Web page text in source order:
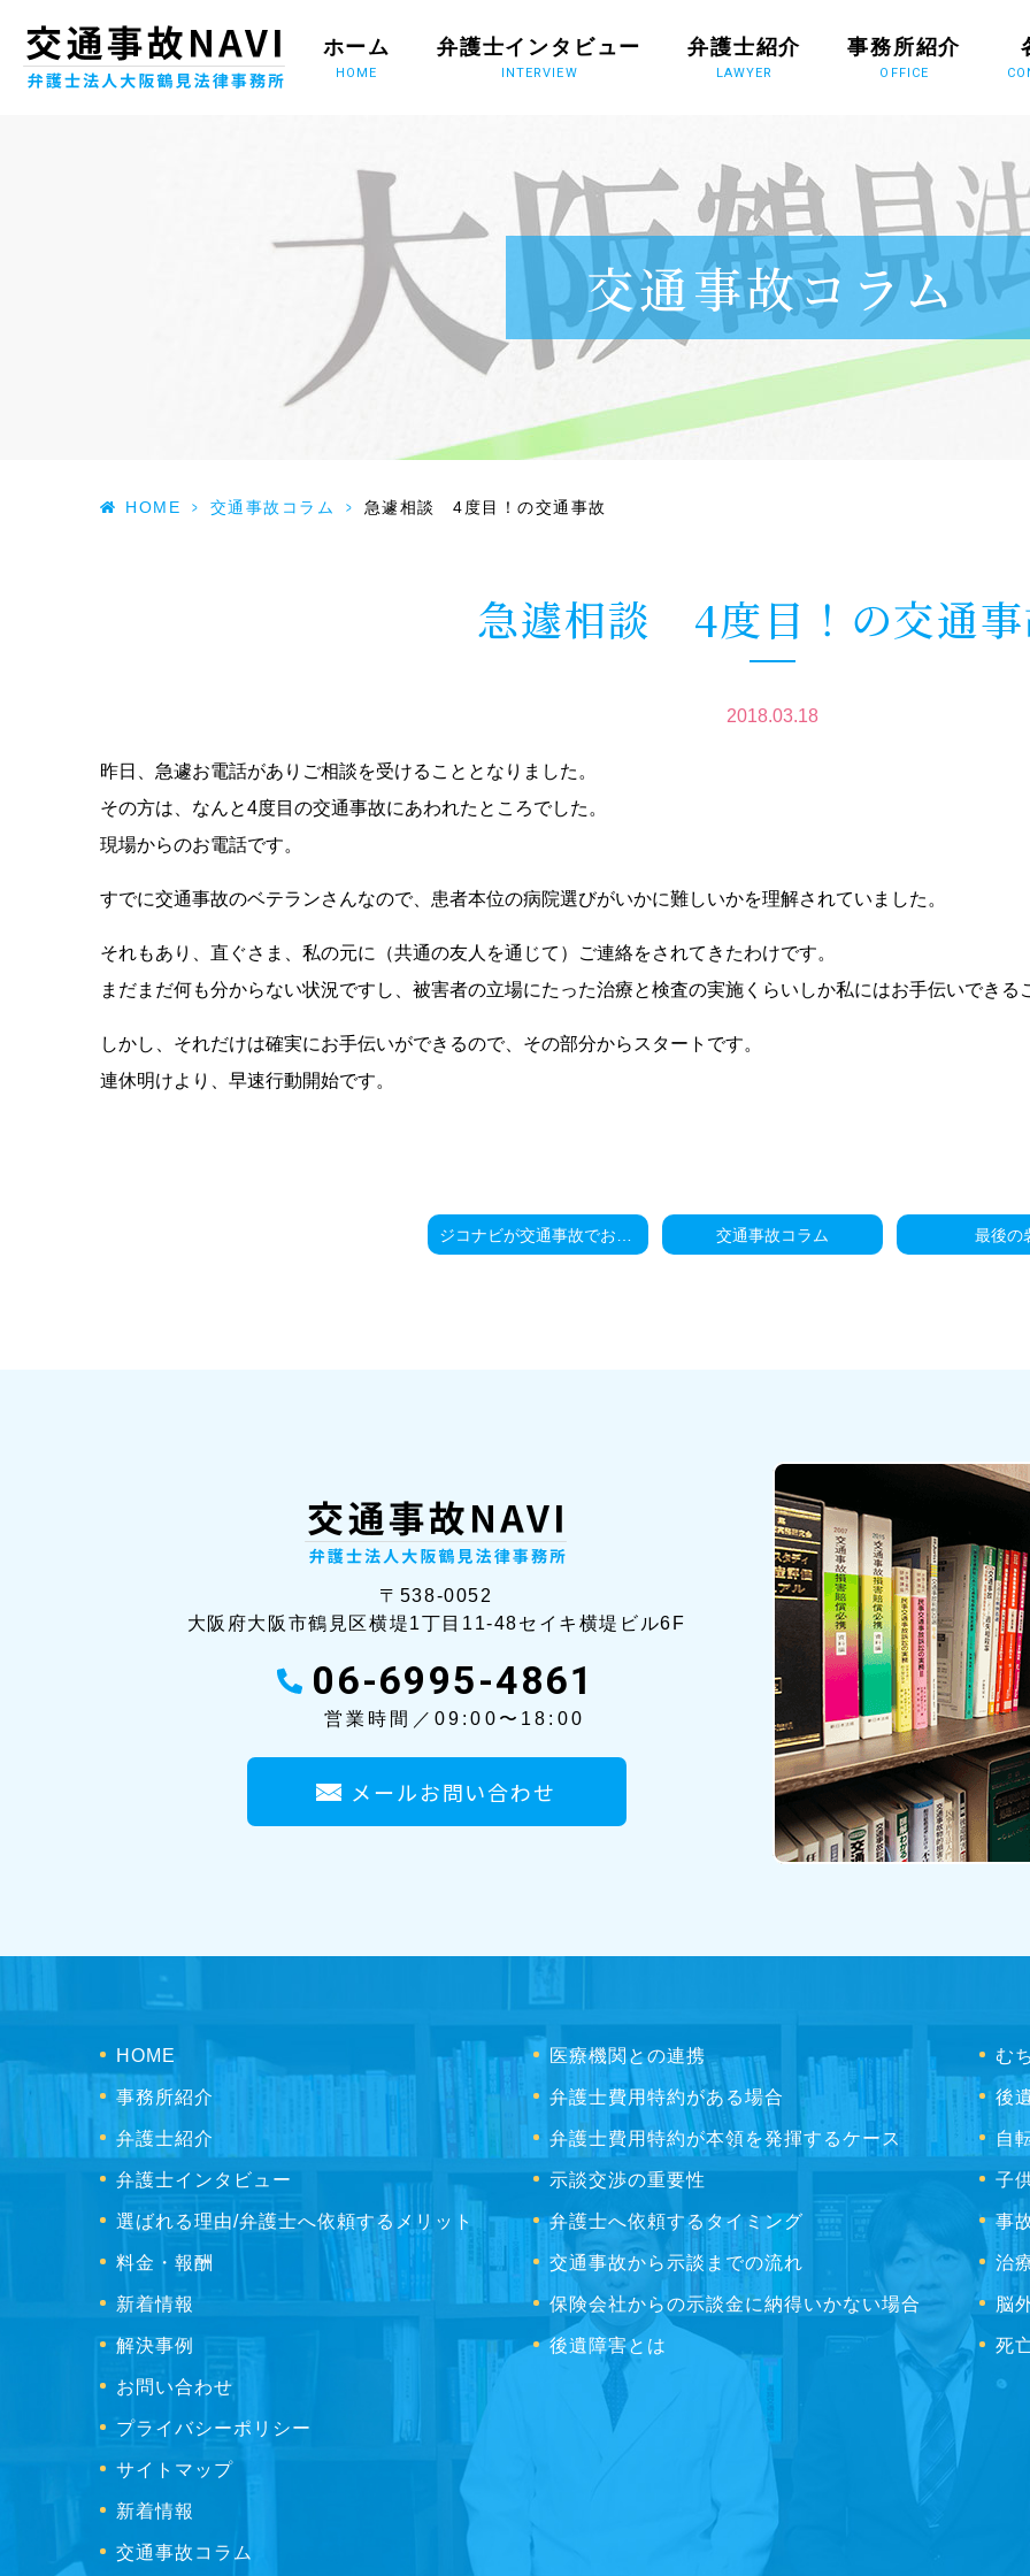
ホーム
HOME
弁護士インタビュー
INTERVIEW
弁護士紹介
LAWYER
事務所紹介
OFFICE
交通事故コラム
HOME > 交通事故コラム > 急遽相談 4度目！の交通事故
急遽相談 4度目！の交通
2018.03.18
昨日、急遽お電話がありご相談を受けることとなりました。
その方は、なんと4度目の交通事故にあわれたところでした。
現場からのお電話です。
すでに交通事故のベテランさんなので、患者本位の病院選びがいかに難しいかを理解されていました。
それもあり、直ぐさま、私の元に（共通の友人を通じて）ご連絡をされてきたわけです。
まだまだ何も分からない状況ですし、被害者の立場にたった治療と検査の実施くらいしか私にはお手伝いできる
しかし、それだけは確実にお手伝いができるので、その部分からスタートです。
連休明けより、早速行動開始です。
交通事故コラム 最後の
〒538-0052
大阪府大阪市鶴見区横堤1丁目11-48セイ キ横堤ビル6F
06-6995-4861
営業時間／09:00〜18:00
メールお問い合わせ
HOME
事務所紹介
弁護士紹介
弁護士インタビュー
選ばれる理由/弁護士へ依頼するメリット
料金・報酬
新着情報
解決事例
お問い合わせ
プライバシーポリシー
サイトマップ
新着情報
交通事故コラム
医療機関との連携
弁護士費用特約がある場合
弁護士費用特約が本領を発揮するケース
示談交渉の重要性
弁護士へ依頼するタイミング
交通事故から示談までの流れ
保険会社からの示談金に納得いかない場合
後遺障害とは
む
後
自
子
事
治
脳
死